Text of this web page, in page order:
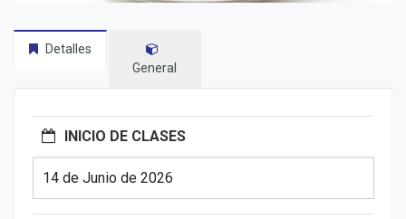
Detalles
General
INICIO DE CLASES
14 de Junio de 2026